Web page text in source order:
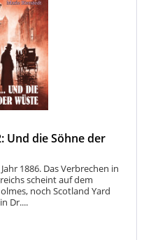
Und die Söhne der
1886. Das Verbrechen in
scheint auf dem
noch Scotland Yard
Dr....